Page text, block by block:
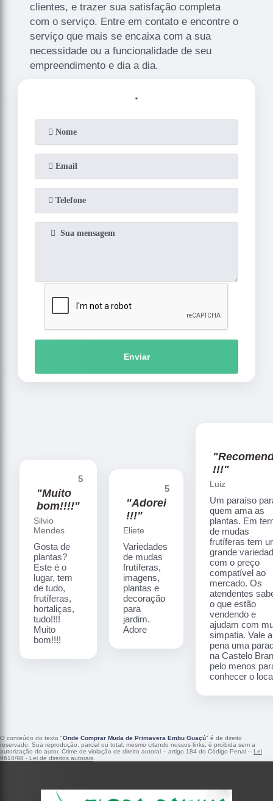
clientes, e trazer sua satisfação completa
com o serviço. Entre em contato e encontre o
serviço que mais se encaixa com a sua
necessidade ou a funcionalidade de seu
empreendimento e dia a dia.
.
Enviar
5
"Muito
bom!!!!"
Silvio
Mendes
Gosta de
plantas?
Este é o
lugar, tem
de tudo,
frutíferas,
hortaliças,
tudo!!!!
Muito
bom!!!!
5
"Adorei
!!!"
Eliete
Variedades
de mudas
frutíferas,
imagens,
plantas e
decoração
para
jardim.
Adore
!!!"
Luiz
Um paraíso
quem ama as
plantas. Em
de mudas
frutíferas tem
grande
com o preço
compatível ao
mercado. Os
atendentes
o que estão
vendendo e
ajudam com
simpatia. Vale a
pena uma
na Castelo
pelo menos
conhecer o
O conteúdo do texto "Onde Comprar Muda de Primavera Embu Guaçú" é de direito
reservado. Sua reprodução, parcial ou total, mesmo citando nossos links, é proibida sem a
autorização do autor. Crime de violação de direito autoral – artigo 184 do Código Penal – Lei
9610/98 - Lei de direitos autorais